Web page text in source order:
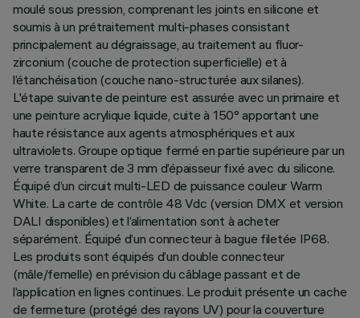
moulé sous pression, comprenant les joints en silicone et
soumis à un prétraitement multi-phases consistant
principalement au dégraissage, au traitement au fluor-
zirconium (couche de protection superficielle) et à
l’étanchéisation (couche nano-structurée aux silanes).
L'étape suivante de peinture est assurée avec un primaire et
une peinture acrylique liquide, cuite à 150° apportant une
haute résistance aux agents atmosphériques et aux
ultraviolets. Groupe optique fermé en partie supérieure par un
verre transparent de 3 mm d’épaisseur fixé avec du silicone.
Équipé d’un circuit multi-LED de puissance couleur Warm
White. La carte de contrôle 48 Vdc (version DMX et version
DALI disponibles) et l’alimentation sont à acheter
séparément. Équipé d’un connecteur à bague filetée IP68.
Les produits sont équipés d’un double connecteur
(mâle/femelle) en prévision du câblage passant et de
l’application en lignes continues. Le produit présente un cache
de fermeture (protégé des rayons UV) pour la couverture